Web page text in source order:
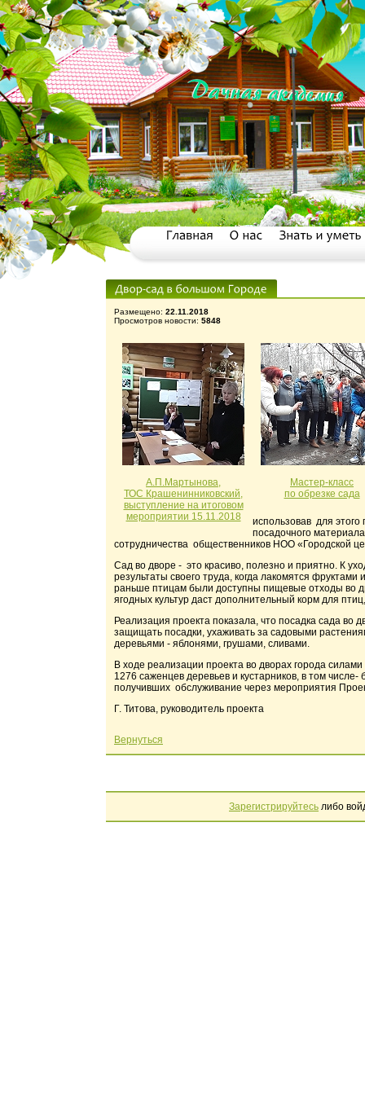
Размещено: 22.11.2018
Просмотров новости: 5848
А.П.Мартынова,
ТОС Крашенинниковский,
выступление на итоговом
мероприятии 15.11.2018
Мастер-класс
по обрезке сада
использовав для этого
посадочного
сотрудничества общественников НОО «Городской
Сад во дворе - это красиво, полезно и приятно. К
результаты своего труда, когда лакомятся
раньше птицам были доступны пищевые отходы во
ягодных культур даст дополнительный корм для
Реализация проекта показала, что посадка сада
защищать посадки, ухаживать за садовыми
деревьями - яблонями, грушами, сливами.
В ходе реализации проекта во дворах города
1276 саженцев деревьев и кустарников, в том
получивших обслуживание через мероприятия
Г. Титова, руководитель проекта
Вернуться
Зарегистрируйтесь либо